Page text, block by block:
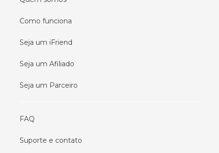
Como funciona
Seja um iFriend
Seja um Afiliado
Seja um Parceiro
FAQ
Suporte e contato